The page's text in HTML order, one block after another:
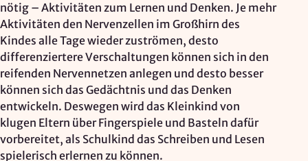
nötig – Aktivitäten zum Lernen und Denken. Je mehr
Aktivitäten den Nervenzellen im Großhirn des
Kindes alle Tage wieder zuströmen, desto
differenziertere Verschaltungen können sich in den
reifenden Nervennetzen anlegen und desto besser
können sich das Gedächtnis und das Denken
entwickeln. Deswegen wird das Kleinkind von
klugen Eltern über Fingerspiele und Basteln dafür
vorbereitet, als Schulkind das Schreiben und Lesen
spielerisch erlernen zu können.